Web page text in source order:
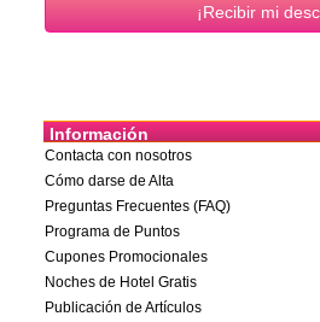
Información
Contacta con nosotros
Cómo darse de Alta
Preguntas Frecuentes (FAQ)
Programa de Puntos
Cupones Promocionales
Noches de Hotel Gratis
Publicación de Artículos